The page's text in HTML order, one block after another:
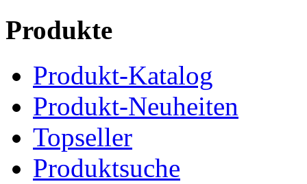
Produkte
Produkt-Katalog
Produkt-Neuheiten
Topseller
Produktsuche